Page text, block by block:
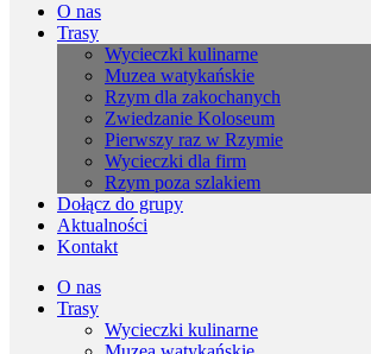
O nas
Trasy
Wycieczki kulinarne
Muzea watykańskie
Rzym dla zakochanych
Zwiedzanie Koloseum
Pierwszy raz w Rzymie
Wycieczki dla firm
Rzym poza szlakiem
Dołącz do grupy
Aktualności
Kontakt
O nas
Trasy
Wycieczki kulinarne